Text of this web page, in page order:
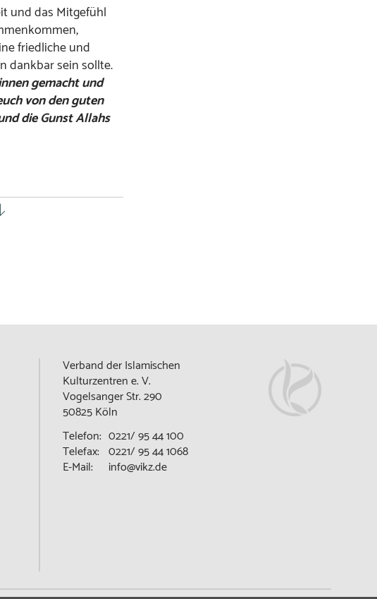
und das Mitgefühl
friedliche und
dankbar sein sollte.
gemacht und
von den guten
die Gunst Allahs
Verband der Islamischen
Kulturzentren e. V.
Vogelsanger Str. 290
50825 Köln
Telefon: 0221/ 95 44 100
Telefax: 0221/ 95 44 1068
E-Mail:
info@vikz.de